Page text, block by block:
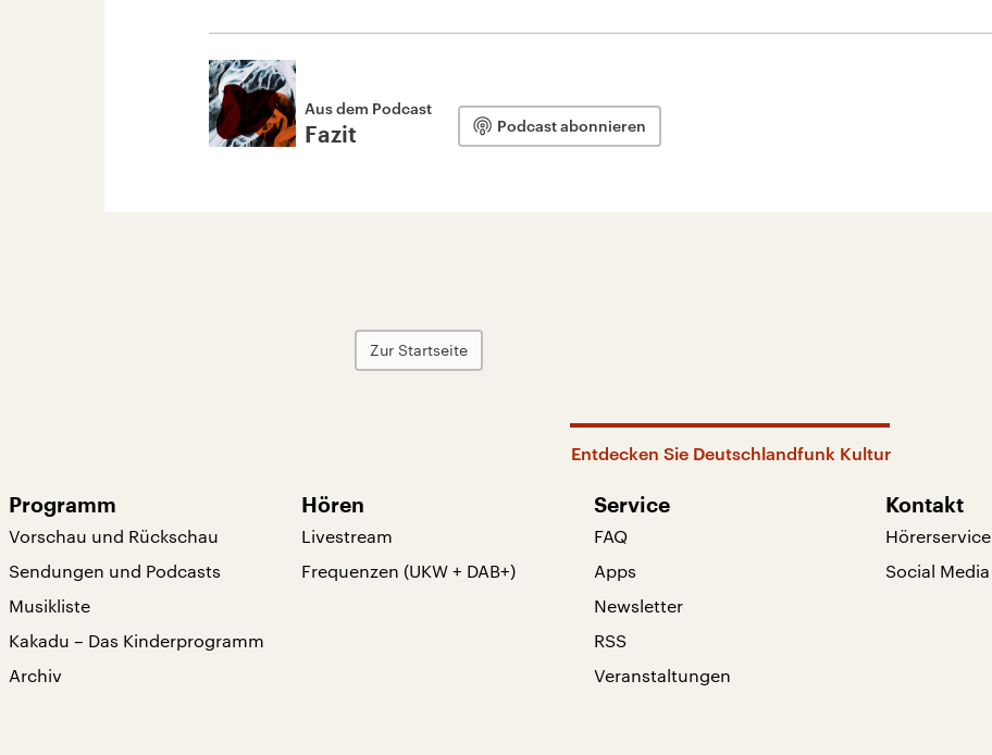
Aus dem Podcast
Fazit Podcast abonnieren
Zur Startseite
Entdecken Sie Deutschlandfunk Kultur
Programm
Vorschau und Rückschau
Sendungen und Podcasts
Musikliste
Kakadu – Das Kinderprogramm
Archiv
Hören
Livestream
Frequenzen (UKW + DAB+)
Service
FAQ
Apps
Newsletter
RSS
Veranstaltungen
Kontakt
Hörerservice
Social Media